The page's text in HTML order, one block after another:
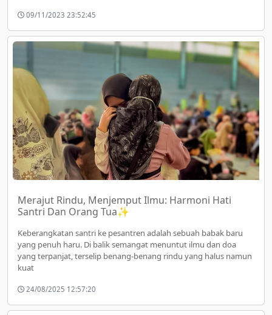
09/11/2023 23:52:45
Merajut Rindu, Menjemput Ilmu: Harmoni Hati
Santri Dan Orang Tua✨
Keberangkatan santri ke pesantren adalah sebuah babak baru
yang penuh haru. Di balik semangat menuntut ilmu dan doa
yang terpanjat, terselip benang-benang rindu yang halus namun
kuat
24/08/2025 12:57:20